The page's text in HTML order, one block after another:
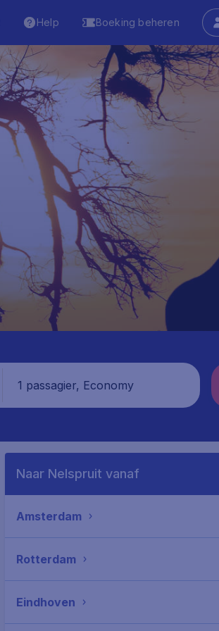
Help Boeking beheren
1 passagier, Economy
Naar Nelspruit vanaf
Amsterdam
Rotterdam
Eindhoven